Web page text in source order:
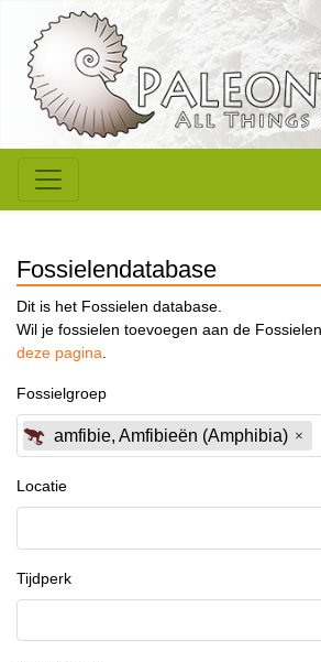
Fossielendatabase
Dit is het Fossielen database.
Wil je fossielen toevoegen aan de
deze pagina.
Fossielgroep
amfibie, Amfibieën (Amphibia)
Locatie
Tijdperk